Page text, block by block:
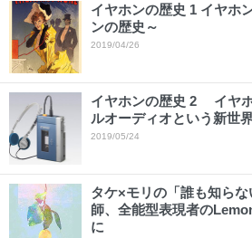
イヤホンの歴史 1 イヤ
ンの歴史～
2019/04/26
イヤホンの歴史 2 イヤ
ルオーディオという新世
2019/05/24
タケ×モリの「誰も知ら
師、全能型表現者の
に